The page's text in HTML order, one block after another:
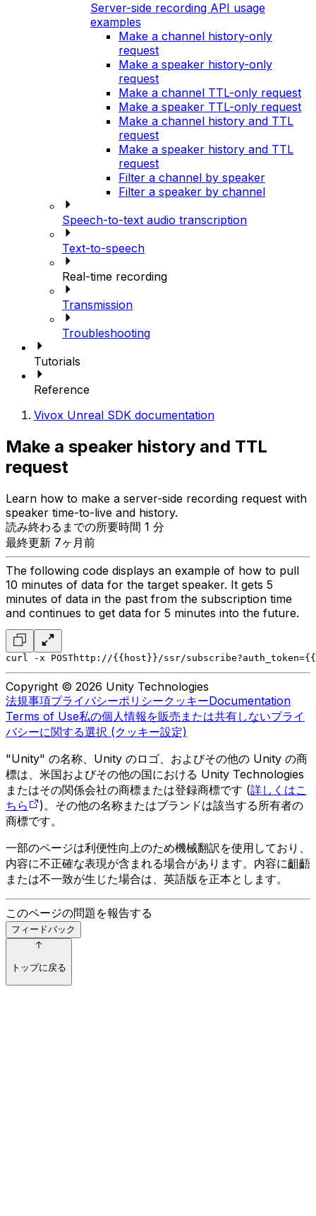
Server-side recording API usage
examples
Make a channel history-only
request
Make a speaker history-only
request
Make a channel TTL-only request
Make a speaker TTL-only request
Make a channel history and TTL
request
Make a speaker history and TTL
request
Filter a channel by speaker
Filter a speaker by channel
Speech-to-text audio transcription
Text-to-speech
Real-time recording
Transmission
Troubleshooting
Tutorials
Reference
Vivox Unreal SDK documentation
Make a speaker history and TTL
request
Learn how to make a server-side recording request with
speaker time-to-live and history.
読み終わるまでの所要時間 1 分
最終更新 7ヶ月前
The following code displays an example of how to pull
10 minutes of data for the target speaker. It gets 5
minutes of data in the past from the subscription time
and continues to get data for 5 minutes into the future.
curl -x POSThttp://{{host}}/ssr/
Copyright © 2026 Unity Technologies
法規事項プライバシーポリシークッキーDocumentation
Terms of Use私の個人情報を販売または共有しないプライ
バシーに関する選択 (クッキー設定)
"Unity" の名称、Unity のロゴ、およびその他の Unity の商
標は、米国およびその他の国における Unity Technologies
またはその関係会社の商標または登録商標です (詳しくはこ
ちら
)。その他の名称またはブランドは該当する所有者の
商標です。
一部のページは利便性向上のため機械翻訳を使用しており、
内容に不正確な表現が含まれる場合があります。内容に齟齬
または不一致が生じた場合は、英語版を正本とします。
このページの問題を報告する
フィードバック
トップに戻る